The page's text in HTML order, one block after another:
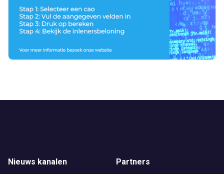
Nieuws kanalen Partners